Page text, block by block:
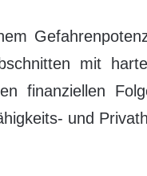
mit
finanziellen
und